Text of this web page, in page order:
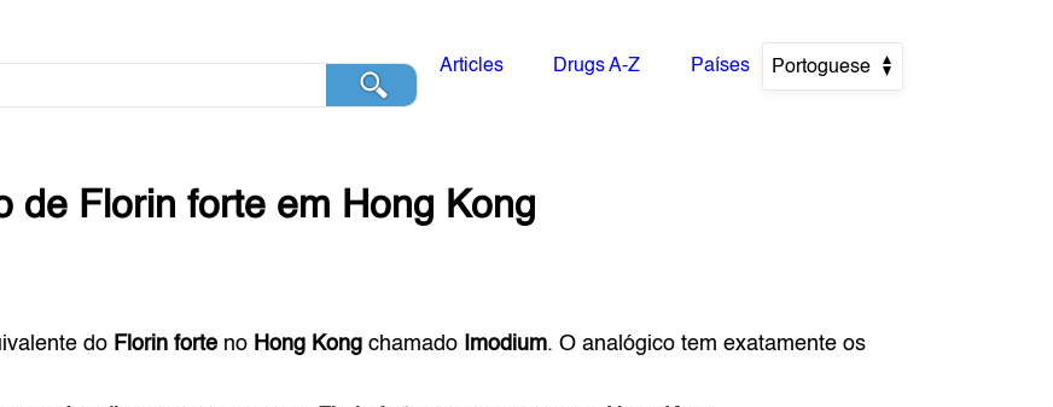
Articles Drugs A-Z Países Portoguese
de Florin forte em Hong Kong
do Florin forte no Hong Kong chamado Imodium. O analógico tem exatamente os